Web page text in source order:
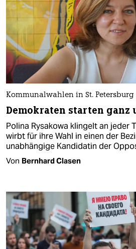
Kommunalwahlen in St. Petersburg
Demokraten starten ganz
Polina Rysakowa klingelt an jeder
wirbt für ihre Wahl in einen der
unabhängige Kandidatin der
Von Bernhard Clasen